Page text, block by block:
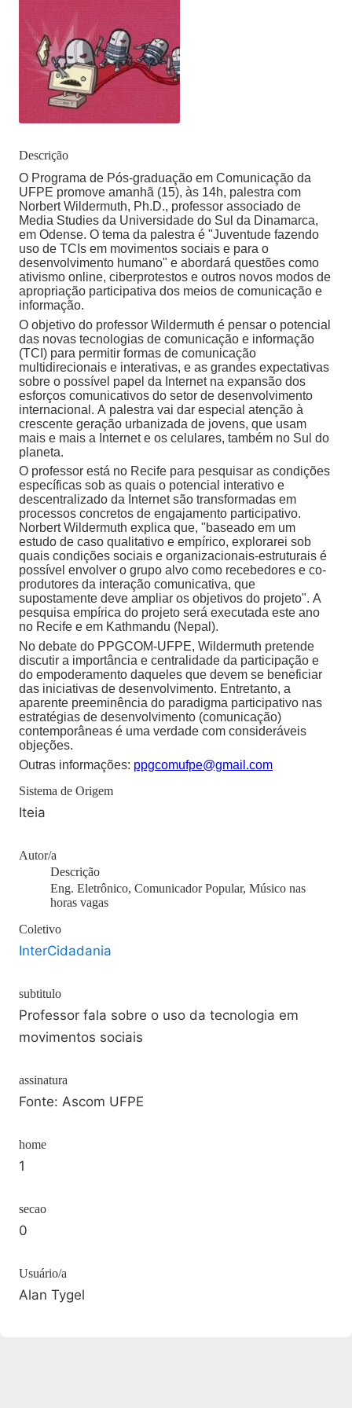
Descrição
O Programa de Pós-graduação em Comunicação da
UFPE promove amanhã (15), às 14h, palestra com
Norbert Wildermuth, Ph.D., professor associado de
Media Studies da Universidade do Sul da Dinamarca,
em Odense. O tema da palestra é "Juventude fazendo
uso de TCIs em movimentos sociais e para o
desenvolvimento humano" e abordará questões como
ativismo online, ciberprotestos e outros novos modos de
apropriação participativa dos meios de comunicação e
informação.
O objetivo do professor Wildermuth é pensar o potencial
das novas tecnologias de comunicação e informação
(TCI) para permitir formas de comunicação
multidirecionais e interativas, e as grandes expectativas
sobre o possível papel da Internet na expansão dos
esforços comunicativos do setor de desenvolvimento
internacional. A palestra vai dar especial atenção à
crescente geração urbanizada de jovens, que usam
mais e mais a Internet e os celulares, também no Sul do
planeta.
O professor está no Recife para pesquisar as condições
específicas sob as quais o potencial interativo e
descentralizado da Internet são transformadas em
processos concretos de engajamento participativo.
Norbert Wildermuth explica que, "baseado em um
estudo de caso qualitativo e empírico, explorarei sob
quais condições sociais e organizacionais-estruturais é
possível envolver o grupo alvo como recebedores e co-
produtores da interação comunicativa, que
supostamente deve ampliar os objetivos do projeto". A
pesquisa empírica do projeto será executada este ano
no Recife e em Kathmandu (Nepal).
No debate do PPGCOM-UFPE, Wildermuth pretende
discutir a importância e centralidade da participação e
do empoderamento daqueles que devem se beneficiar
das iniciativas de desenvolvimento. Entretanto, a
aparente preeminência do paradigma participativo nas
estratégias de desenvolvimento (comunicação)
contemporâneas é uma verdade com consideráveis
objeções.
Outras informações: ppgcomufpe@gmail.com
Sistema de Origem
Iteia
Autor/a
Descrição
Eng. Eletrônico, Comunicador Popular, Músico nas
horas vagas
Coletivo
InterCidadania
subtitulo
Professor fala sobre o uso da tecnologia em
movimentos sociais
assinatura
Fonte: Ascom UFPE
home
1
secao
0
Usuário/a
Alan Tygel